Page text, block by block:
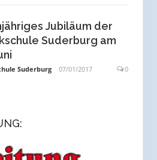
Jubiläum der
Suderburg am
Suderburg 07/01/2017 0